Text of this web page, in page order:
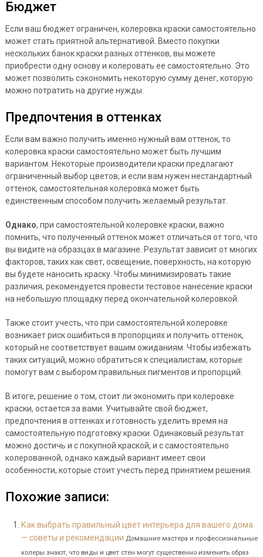
Бюджет
Если ваш бюджет ограничен, колеровка краски самостоятельно
может стать приятной альтернативой. Вместо покупки
нескольких банок краски разных оттенков, вы можете
приобрести одну основу и колеровать ее самостоятельно. Это
может позволить сэкономить некоторую сумму денег, которую
можно потратить на другие нужды.
Предпочтения в оттенках
Если вам важно получить именно нужный вам оттенок, то
колеровка краски самостоятельно может быть лучшим
вариантом. Некоторые производители краски предлагают
ограниченный выбор цветов, и если вам нужен нестандартный
оттенок, самостоятельная колеровка может быть
единственным способом получить желаемый результат.
Однако, при самостоятельной колеровке краски, важно
помнить, что полученный оттенок может отличаться от того, что
вы видите на образцах в магазине. Результат зависит от многих
факторов, таких как свет, освещение, поверхность, на которую
вы будете наносить краску. Чтобы минимизировать такие
различия, рекомендуется провести тестовое нанесение краски
на небольшую площадку перед окончательной колеровкой.
Также стоит учесть, что при самостоятельной колеровке
возникает риск ошибиться в пропорциях и получить оттенок,
который не соответствует вашим ожиданиям. Чтобы избежать
таких ситуаций, можно обратиться к специалистам, которые
помогут вам с выбором правильных пигментов и пропорций.
В итоге, решение о том, стоит ли экономить при колеровке
краски, остается за вами. Учитывайте свой бюджет,
предпочтения в оттенках и готовность уделить время на
самостоятельную подготовку краски. Одинаковый результат
можно достичь и с покупной краской, и с самостоятельно
колерованной, однако каждый вариант имеет свои
особенности, которые стоит учесть перед принятием решения.
Похожие записи:
Как выбрать правильный цвет интерьера для вашего дома
— советы и рекомендации Домашние мастера и профессиональные
колеры знают, что виды и цвет стен могут существенно изменить образ